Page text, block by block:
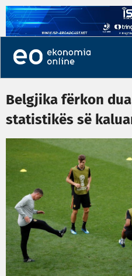
Belgjika fërkon
statistikës së